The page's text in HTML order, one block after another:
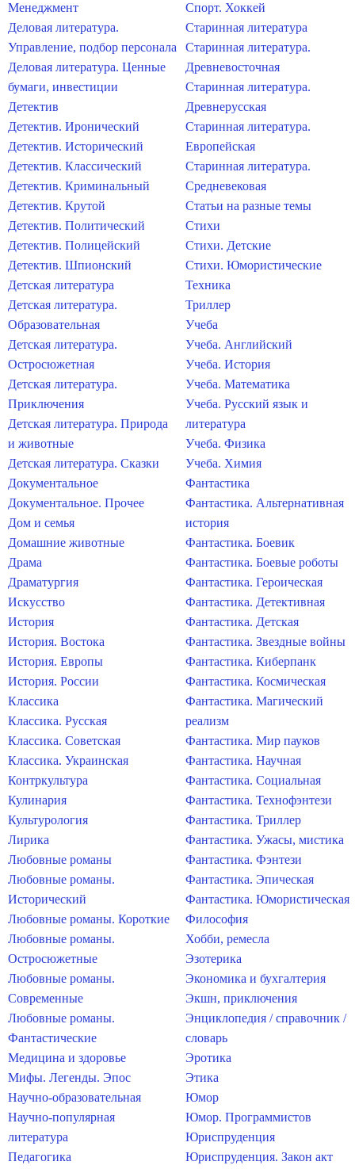
Менеджмент
Деловая литература.
Управление, подбор персонала
Деловая литература. Ценные
бумаги, инвестиции
Детектив
Детектив. Иронический
Детектив. Исторический
Детектив. Классический
Детектив. Криминальный
Детектив. Крутой
Детектив. Политический
Детектив. Полицейский
Детектив. Шпионский
Детская литература
Детская литература.
Образовательная
Детская литература.
Остросюжетная
Детская литература.
Приключения
Детская литература. Природа
и животные
Детская литература. Сказки
Документальное
Документальное. Прочее
Дом и семья
Домашние животные
Драма
Драматургия
Искусство
История
История. Востока
История. Европы
История. России
Классика
Классика. Русская
Классика. Советская
Классика. Украинская
Контркультура
Кулинария
Культурология
Лирика
Любовные романы
Любовные романы.
Исторический
Любовные романы. Короткие
Любовные романы.
Остросюжетные
Любовные романы.
Современные
Любовные романы.
Фантастические
Медицина и здоровье
Мифы. Легенды. Эпос
Научно-образовательная
Научно-популярная
литература
Педагогика
Спорт. Хоккей
Старинная литература
Старинная литература.
Древневосточная
Старинная литература.
Древнерусская
Старинная литература.
Европейская
Старинная литература.
Средневековая
Статьи на разные темы
Стихи
Стихи. Детские
Стихи. Юмористические
Техника
Триллер
Учеба
Учеба. Английский
Учеба. История
Учеба. Математика
Учеба. Русский язык и
литература
Учеба. Физика
Учеба. Химия
Фантастика
Фантастика. Альтернативная
история
Фантастика. Боевик
Фантастика. Боевые роботы
Фантастика. Героическая
Фантастика. Детективная
Фантастика. Детская
Фантастика. Звездные войны
Фантастика. Киберпанк
Фантастика. Космическая
Фантастика. Магический
реализм
Фантастика. Мир пауков
Фантастика. Научная
Фантастика. Социальная
Фантастика. Технофэнтези
Фантастика. Триллер
Фантастика. Ужасы, мистика
Фантастика. Фэнтези
Фантастика. Эпическая
Фантастика. Юмористическая
Философия
Хобби, ремесла
Эзотерика
Экономика и бухгалтерия
Экшн, приключения
Энциклопедия / справочник /
словарь
Эротика
Этика
Юмор
Юмор. Программистов
Юриспруденция
Юриспруденция. Закон акт